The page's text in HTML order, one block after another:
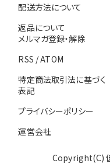
配送方法について
返品について
メルマガ登録・解除
RSS /ATOM
特定商法取引法に基づく
表記
プライバシーポリシー
運営会社
Copyright(C)